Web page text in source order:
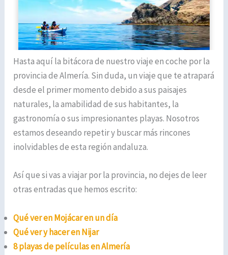
Hasta aquí la bitácora de nuestro viaje en coche por la
provincia de Almería. Sin duda, un viaje que te atrapará
desde el primer momento debido a sus paisajes
naturales, la amabilidad de sus habitantes, la
gastronomía o sus impresionantes playas. Nosotros
estamos deseando repetir y buscar más rincones
inolvidables de esta región andaluza.
Así que si vas a viajar por la provincia, no dejes de leer
otras entradas que hemos escrito:
Qué ver en Mojácar en un día
Qué ver y hacer en Nijar
8 playas de películas en Almería